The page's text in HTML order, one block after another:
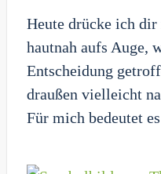
Heute drücke ich
hautnah aufs Auge,
Entscheidung
draußen vielleicht
Für mich bedeutet